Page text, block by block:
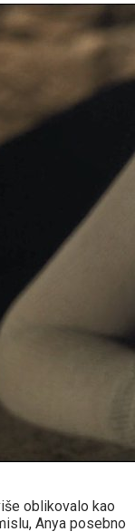
oblikovalo kao
Anya posebno